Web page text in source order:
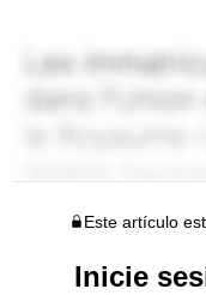
Este artículo
Inicie